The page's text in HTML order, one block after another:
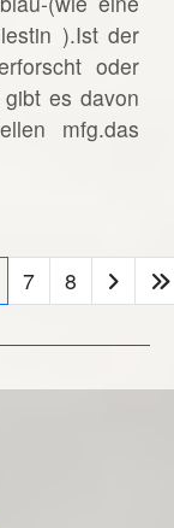
).Ist der
oder
es davon
mfg.das
7 8